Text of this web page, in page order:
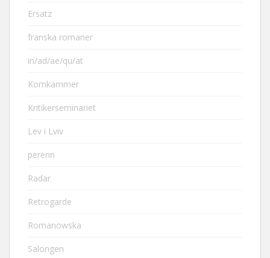
Ersatz
franska romaner
in/ad/ae/qu/at
Kornkammer
Kritikerseminariet
Lev i Lviv
perenn
Radar
Retrogarde
Romanowska
Salongen